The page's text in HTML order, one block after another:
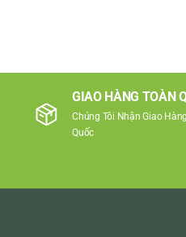
GIAO HÀNG TOÀN
Chúng Tôi Nhận Giao
Quốc